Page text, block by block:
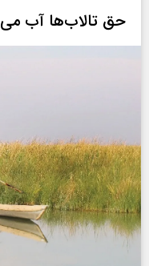
حق تالاب‌ها آب